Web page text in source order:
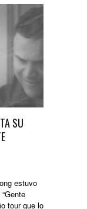
SU
estuvo
tour que lo